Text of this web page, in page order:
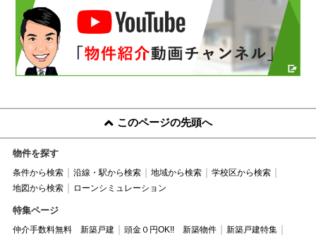
このページの先頭へ
物件を探す
条件から検索 沿線・駅から検索 地域から検索
学校区から検索
地図から検索
ローンシミュレーション
特集ページ
仲介手数料無料 新築戸建 頭金０円OK!! 新築物件
新築戸建特集